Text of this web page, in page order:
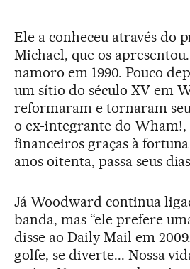
Ele a conheceu através do
Michael, que os
namoro em 1990. Pouco
um sítio do século XV em
reformaram e tornaram
o ex-integrante do Wham!,
financeiros graças à
anos oitenta, passa seus
Já Woodward continua
banda, mas “ele prefere
disse ao Daily Mail em
golfe, se diverte... Nossa